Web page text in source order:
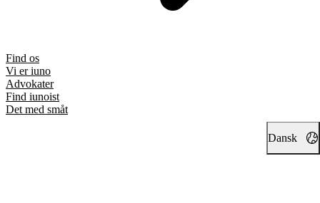
Find os
Vi er iuno
Advokater
Find iunoist
Det med småt
Dansk